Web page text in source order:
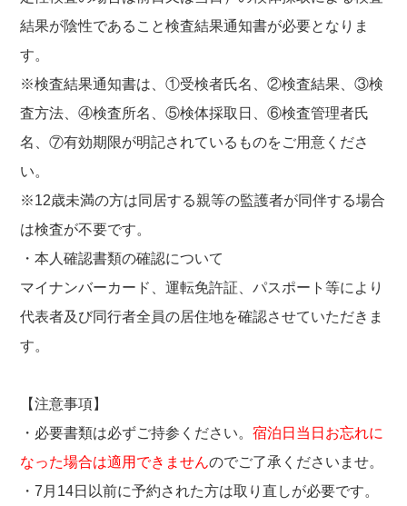
結果が陰性であること検査結果通知書が必要となりま
す。
※検査結果通知書は、①受検者氏名、②検査結果、③検
査方法、④検査所名、⑤検体採取日、⑥検査管理者氏
名、⑦有効期限が明記されているものをご用意くださ
い。
※12歳未満の方は同居する親等の監護者が同伴する場合
は検査が不要です。
・本人確認書類の確認について
マイナンバーカード、運転免許証、パスポート等により
代表者及び同行者全員の居住地を確認させていただきま
す。
【注意事項】
・必要書類は必ずご持参ください。宿泊日当日お忘れに
なった場合は適用できませんのでご了承くださいませ。
・7月14日以前に予約された方は取り直しが必要です。